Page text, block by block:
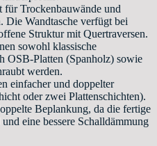
für Trockenbauwände und
Die Wandtasche verfügt bei
Struktur mit Quertraversen.
sowohl klassische
OSB-Platten (Spanholz) sowie
werden.
einfacher und doppelter
oder zwei Plattenschichten).
Beplankung, da die fertige
eine bessere Schalldämmung